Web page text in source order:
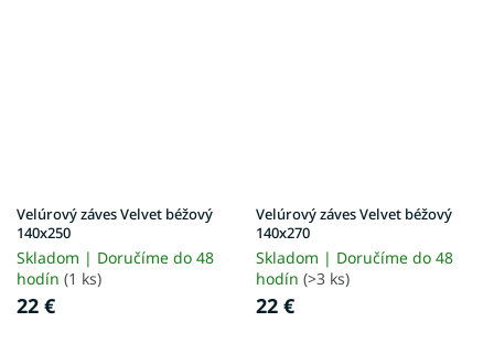
Velúrový záves Velvet béžový
140x250
Skladom | Doručíme do 48
hodín (1 ks)
22 €
Velúrový záves Velvet béžový
140x270
Skladom | Doručíme do 48
hodín (>3 ks)
22 €